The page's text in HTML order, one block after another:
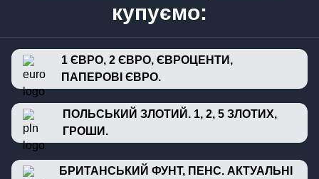
купуємо:
1 ЄВРО, 2 ЄВРО, ЄВРОЦЕНТИ,
ПАПЕРОВІ ЄВРО.
ПОЛЬСЬКИЙ ЗЛОТИЙ. 1, 2, 5 ЗЛОТИХ,
ГРОШИ.
БРИТАНСЬКИЙ ФУНТ, ПЕНС. АКТУАЛЬНІ